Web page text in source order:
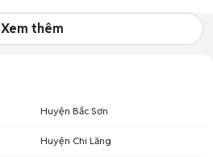
Xem thêm
Huyện Bắc Sơn
Huyện Chi Lăng